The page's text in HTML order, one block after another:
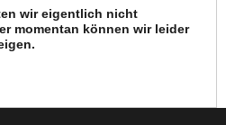
wir eigentlich nicht
momentan können wir leider